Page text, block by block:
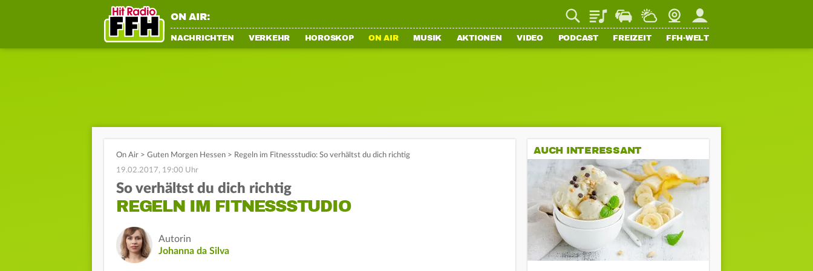
ON AIR: PlaylistStaupilotWetterWebcamMein FFH
NACHRICHTEN VERKEHR HOROSKOP ON AIR MUSIK AKTIONEN VIDEO PODCAST FREIZEIT FFH-WELT
On Air > Guten Morgen Hessen > Regeln im Fitnessstudio: So verhältst du dich richtig
19.02.2017, 19:00 Uhr
So verhältst du dich richtig
REGELN IM FITNESSSTUDIO
Autorin
Johanna da Silva
AUCH INTERESSANT